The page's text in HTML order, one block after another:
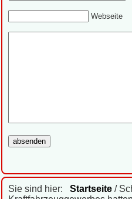
Sie sind hier: Startseite /
Webseite